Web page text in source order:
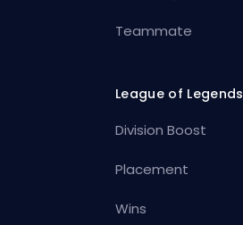
Teammate
League of Legends
Division Boost
Placement
Wins